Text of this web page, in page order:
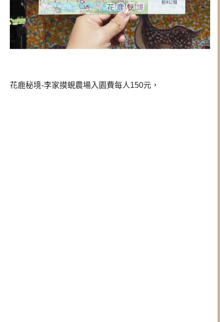
花鹿秘境-李家摸蜆農場入園費每人150元，